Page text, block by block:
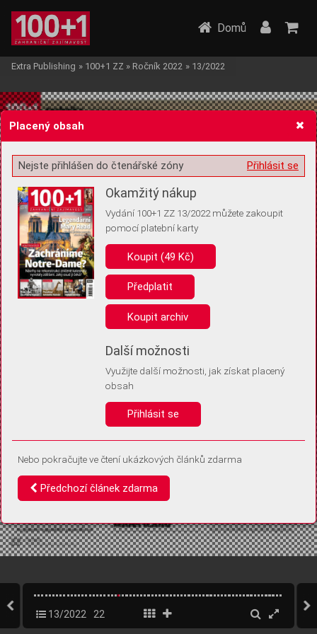
Žádost o souhlas s ukládáním volitelných informací
Pro základní fungování webu nepotřebujeme ukládat žádné informace
(tzv. cookies apod.). Rádi bychom vás ale požádali o souhlas s
uložením volitelných informací:
Anonymní unikátní ID
Díky němu příště poznáme, že se jedná o stejné zařízení, a
Identifikátor je zcela anonymní.
Vaše souhlasy a odmítnutí si ukládáme do vašeho zařízení, abychom se
vás už příště znovu neptali. Můžete je kdykoli později upravit ve Správě
Domů
Extra Publishing » 100+1 ZZ » Ročník 2022 » 13/2022
13/2022 22
Placený obsah
Přihlásit se
Nejste přihlášen do čtenářské zóny
Okamžitý nákup
Vydání 100+1 ZZ 13/2022 můžete zakoupit
pomocí platební karty
Koupit (49 Kč)
Předplatit
Koupit archiv
Další možnosti
Využijte další možnosti, jak získat placený
obsah
Přihlásit se
Nebo pokračujte ve čtení ukázkových článků zdarma
Předchozí článek zdarma